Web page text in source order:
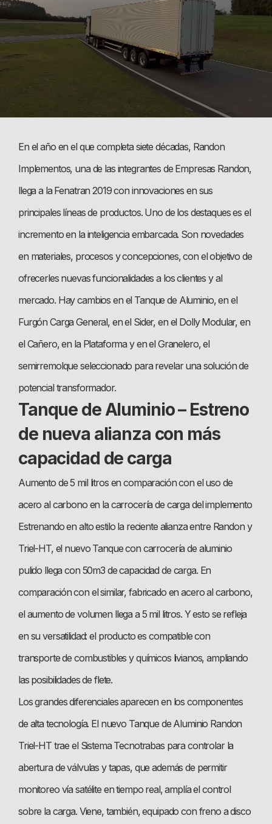
En el año en el que completa siete décadas, Randon
Implementos, una de las integrantes de Empresas Randon,
llega a la Fenatran 2019 con innovaciones en sus
principales líneas de productos. Uno de los destaques es el
incremento en la inteligencia embarcada. Son novedades
en materiales, procesos y concepciones, con el objetivo de
ofrecerles nuevas funcionalidades a los clientes y al
mercado. Hay cambios en el Tanque de Aluminio, en el
Furgón Carga General, en el Sider, en el Dolly Modular, en
el Cañero, en la Plataforma y en el Granelero, el
semirremolque seleccionado para revelar una solución de
potencial transformador.
Tanque de Aluminio – Estreno
de nueva alianza con más
capacidad de carga
Aumento de 5 mil litros en comparación con el uso de
acero al carbono en la carrocería de carga del implemento
Estrenando en alto estilo la reciente alianza entre Randon y
Triel-HT, el nuevo Tanque con carrocería de aluminio
pulido llega con 50m3 de capacidad de carga. En
comparación con el similar, fabricado en acero al carbono,
el aumento de volumen llega a 5 mil litros. Y esto se refleja
en su versatilidad: el producto es compatible con
transporte de combustibles y químicos livianos, ampliando
las posibilidades de flete.
Los grandes diferenciales aparecen en los componentes
de alta tecnología. El nuevo Tanque de Aluminio Randon
Triel-HT trae el Sistema Tecnotrabas para controlar la
abertura de válvulas y tapas, que además de permitir
monitoreo vía satélite en tiempo real, amplía el control
sobre la carga. Viene, también, equipado con freno a disco